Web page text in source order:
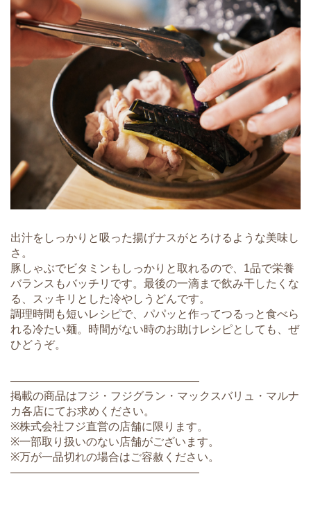
出汁をしっかりと吸った揚げナスがとろけるような美味し
さ。
豚しゃぶでビタミンもしっかりと取れるので、1品で栄養
バランスもバッチリです。最後の一滴まで飲み干したくな
る、スッキリとした冷やしうどんです。
調理時間も短いレシピで、パパッと作ってつるっと食べら
れる冷たい麺。時間がない時のお助けレシピとしても、ぜ
ひどうぞ。
―――――――――――――――――
掲載の商品はフジ・フジグラン・マックスバリュ・マルナ
カ各店にてお求めください。
※株式会社フジ直営の店舗に限ります。
※一部取り扱いのない店舗がございます。
※万が一品切れの場合はご容赦ください。
―――――――――――――――――